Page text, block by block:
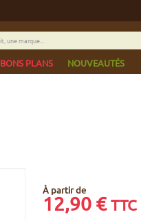
BONS PLANS NOUVEAUTÉS
À partir de
12,90€ TTC